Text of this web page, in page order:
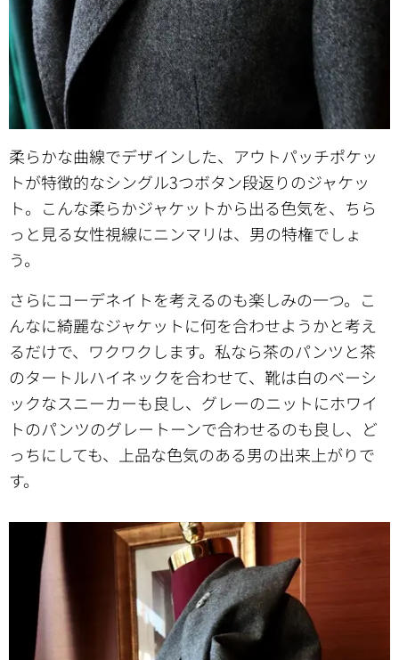
柔らかな曲線でデザインした、アウトパッチポケッ
トが特徴的なシングル3つボタン段返りのジャケッ
ト。こんな柔らかジャケットから出る色気を、ちら
っと見る女性視線にニンマリは、男の特権でしょ
う。
さらにコーデネイトを考えるのも楽しみの一つ。こ
んなに綺麗なジャケットに何を合わせようかと考え
るだけで、ワクワクします。私なら茶のパンツと茶
のタートルハイネックを合わせて、靴は白のベーシ
ックなスニーカーも良し、グレーのニットにホワイ
トのパンツのグレートーンで合わせるのも良し、ど
っちにしても、上品な色気のある男の出来上がりで
す。